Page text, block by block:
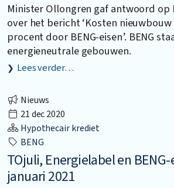
Minister Ollongren gaf antwoord op
over het bericht ‘Kosten
procent door BENG-eisen’. BENG
energieneutrale gebouwen.
Lees verder…
Nieuws
21 dec 2020
Hypothecair krediet
BENG
TOjuli, Energielabel en
januari 2021